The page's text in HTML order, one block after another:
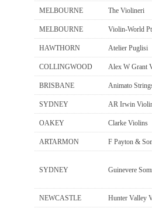
MELBOURNE The Violineri
MELBOURNE Violin-World
HAWTHORN Atelier Puglisi
COLLINGWOOD Alex W Grant
BRISBANE Animato
SYDNEY AR Irwin
OAKEY Clarke Violins
ARTARMON F Payton &
SYDNEY Guinevere
NEWCASTLE Hunter Valley